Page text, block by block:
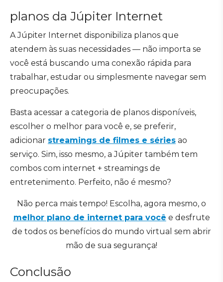
planos da Júpiter Internet
A Júpiter Internet disponibiliza planos que
atendem às suas necessidades — não importa se
você está buscando uma conexão rápida para
trabalhar, estudar ou simplesmente navegar sem
preocupações.
Basta acessar a categoria de planos disponíveis,
escolher o melhor para você e, se preferir,
adicionar streamings de filmes e séries ao
serviço. Sim, isso mesmo, a Júpiter também tem
combos com internet + streamings de
entretenimento. Perfeito, não é mesmo?
Não perca mais tempo! Escolha, agora mesmo, o
melhor plano de internet para você e desfrute
de todos os benefícios do mundo virtual sem abrir
mão de sua segurança!
Conclusão